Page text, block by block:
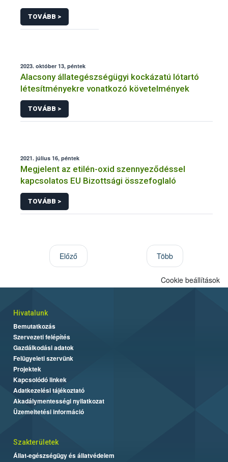
TOVÁBB >
2023. október 13, péntek
Alacsony állategészségügyi kockázatú lótartó
létesítményekre vonatkozó követelmények
TOVÁBB >
2021. július 16, péntek
Megjelent az etilén-oxid szennyeződéssel
kapcsolatos EU Bizottsági összefoglaló
TOVÁBB >
Előző Több
Cookie beállítások
Hivatalunk
Bemutatkozás
Szervezeti felépítés
Gazdálkodási adatok
Felügyeleti szervünk
Projektek
Kapcsolódó linkek
Adatkezelési tájékoztató
Akadálymentességi nyilatkozat
Üzemeltetési információ
Szakterületek
Állat-egészségügy és állatvédelem